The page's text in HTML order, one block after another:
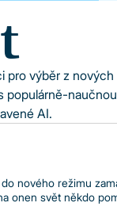
pro výběr z
populárně-
AI.
nového režimu
onen svět někdo